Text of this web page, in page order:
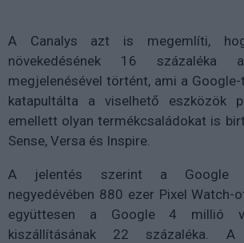
A Canalys azt is megemlíti,
növekedésének 16 százaléka
megjelenésével történt, ami a
katapultálta a viselhető eszközök
emellett olyan termékcsaládokat is
Sense, Versa és Inspire.
A jelentés szerint a Google
negyedévében 880 ezer Pixel
együttesen a Google 4 millió
kiszállításának 22 százaléka.